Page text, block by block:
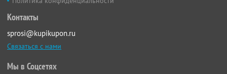
Контакты
sprosi@kupikupon.ru
Связаться с нами
Мы в Соцсетях